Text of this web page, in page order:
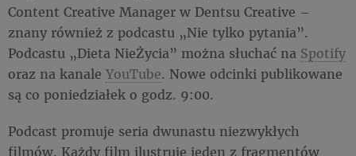
Content Creative Manager w Dentsu Creative –
znany również z podcastu „Nie tylko pytania”.
Podcastu „Dieta NieŻycia” można słuchać na Spotify
oraz na kanale YouTube. Nowe odcinki publikowane
są co poniedziałek o godz. 9:00.
Podcast promuje seria dwunastu niezwykłych
filmów. Każdy film ilustruje jeden z fragmentów